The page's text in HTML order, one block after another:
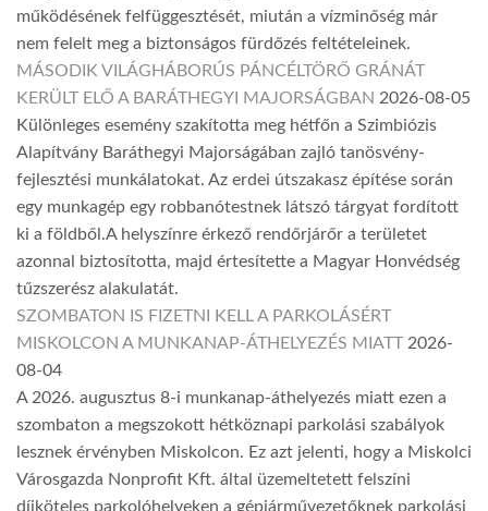
működésének felfüggesztését, miután a vízminőség már
nem felelt meg a biztonságos fürdőzés feltételeinek.
MÁSODIK VILÁGHÁBORÚS PÁNCÉLTÖRŐ GRÁNÁT
KERÜLT ELŐ A BARÁTHEGYI MAJORSÁGBAN 2026-08-05
Különleges esemény szakította meg hétfőn a Szimbiózis
Alapítvány Baráthegyi Majorságában zajló tanösvény-
fejlesztési munkálatokat. Az erdei útszakasz építése során
egy munkagép egy robbanótestnek látszó tárgyat fordított
ki a földből.A helyszínre érkező rendőrjárőr a területet
azonnal biztosította, majd értesítette a Magyar Honvédség
tűzszerész alakulatát.
SZOMBATON IS FIZETNI KELL A PARKOLÁSÉRT
MISKOLCON A MUNKANAP-ÁTHELYEZÉS MIATT 2026-
08-04
A 2026. augusztus 8-i munkanap-áthelyezés miatt ezen a
szombaton a megszokott hétköznapi parkolási szabályok
lesznek érvényben Miskolcon. Ez azt jelenti, hogy a Miskolci
Városgazda Nonprofit Kft. által üzemeltetett felszíni
díjköteles parkolóhelyeken a gépjárművezetőknek parkolási